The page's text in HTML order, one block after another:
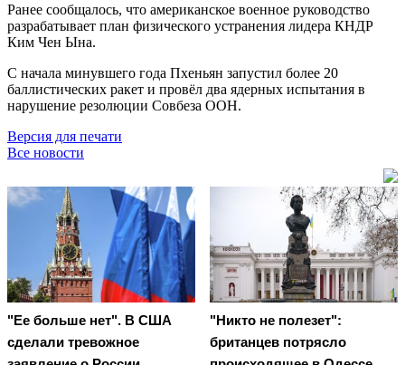
Ранее сообщалось, что американское военное руководство
разрабатывает план физического устранения лидера КНДР
Ким Чен Ына.
С начала минувшего года Пхеньян запустил более 20
баллистических ракет и провёл два ядерных испытания в
нарушение резолюции Совбеза ООН.
Версия для печати
Все новости
"Ее больше нет". В США
сделали тревожное
"Никто не полезет":
британцев потрясло